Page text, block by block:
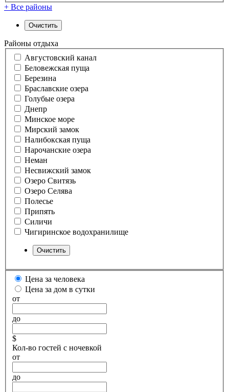
+ Все районы
Районы отдыха
Августовский канал
Беловежская пуща
Березина
Браславские озера
Голубые озера
Днепр
Минское море
Мирский замок
Налибокская пуща
Нарочанские озера
Неман
Несвижский замок
Озеро Свитязь
Озеро Селява
Полесье
Припять
Силичи
Чигиринское водохранилище
Цена за человека
Цена за дом в сутки
от
до
$
Кол-во гостей с ночевкой
от
до